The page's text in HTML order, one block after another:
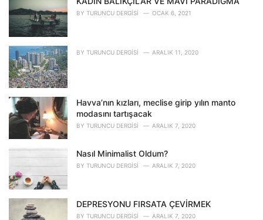
r
BY TURUNCU DERGISI OCAK 6, 2021
BY TURUNCU DERGISI ARALIK 11, 2020
Havva’nın kızları, meclise girip yılın manto
modasını tartışacak
BY TURUNCU DERGISI ARALIK 7, 2020
Nasıl Minimalist Oldum?
BY TURUNCU DERGISI ARALIK 7, 2020
DEPRESYONU FIRSATA ÇEVİRMEK
BY TURUNCU DERGISI ARALIK 7, 2020